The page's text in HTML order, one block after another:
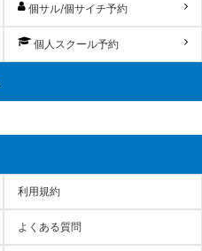
個サル/個サイチ予約
個人スクール予約
利用規約
よくある質問